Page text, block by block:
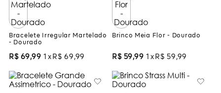
Bracelete Irregular Martelado
- Dourado
R$ 69,99 1 R$ 69 ,99
Brinco Meia Flor - Dourado
R$ 59,99 1 R$ 59 ,99